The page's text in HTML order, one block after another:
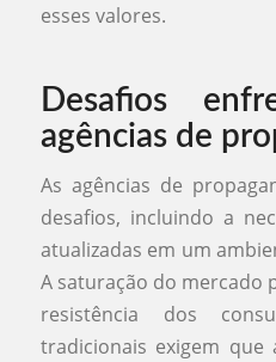
esses valores.
Desafios
agências de
As agências de
desafios, incluindo a
atualizadas em um
A saturação do mercado
resistência dos
tradicionais exigem que